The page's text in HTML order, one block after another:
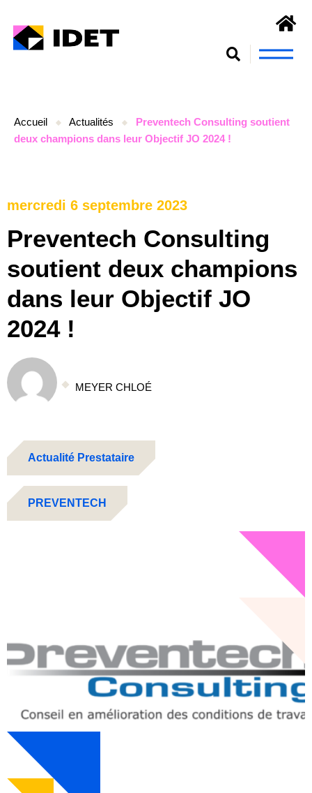
Accueil Actualités
Preventech Consulting soutient
deux champions dans leur Objectif JO 2024 !
mercredi 6 septembre 2023
Preventech Consulting
soutient deux champions
dans leur Objectif JO
2024 !
MEYER CHLOÉ